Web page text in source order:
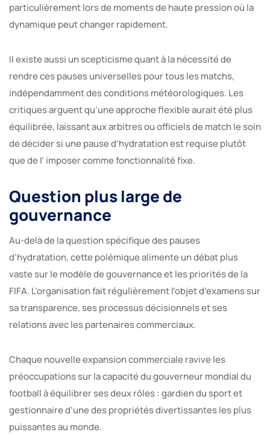
particulièrement lors de moments de haute pression où la
dynamique peut changer rapidement.
Il existe aussi un scepticisme quant à la nécessité de
rendre ces pauses universelles pour tous les matchs,
indépendamment des conditions météorologiques. Les
critiques arguent qu’une approche flexible aurait été plus
équilibrée, laissant aux arbitres ou officiels de match le soin
de décider si une pause d’hydratation est requise plutôt
que de l’ imposer comme fonctionnalité fixe.
Question plus large de
gouvernance
Au-delà de la question spécifique des pauses
d’hydratation, cette polémique alimente un débat plus
vaste sur le modèle de gouvernance et les priorités de la
FIFA. L’organisation fait régulièrement l’objet d’examens sur
sa transparence, ses processus décisionnels et ses
relations avec les partenaires commerciaux.
Chaque nouvelle expansion commerciale ravive les
préoccupations sur la capacité du gouverneur mondial du
football à équilibrer ses deux rôles : gardien du sport et
gestionnaire d’une des propriétés divertissantes les plus
puissantes au monde.